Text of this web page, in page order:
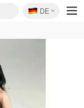
🇩🇪
DE